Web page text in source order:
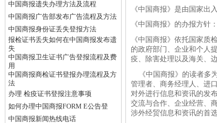
中国商报遗失办理方法及流程
中国商报广告部发布广告流程及方法
中国商报身份证丢失登报方法
报检证书丢失如何在中国商报发布遗
失
中国商报卫生证书广告登报流程及费
用
中国商报商检证书登报办理流程及方
法
办理 检疫证书登报注意事项
如何办理中国商报FORM E公告登
中国商报新闻热线电话
《中国商报》是由国家出
《中国商报》的办报方针
《中国商报》依托国家质
的政府部门、企业和个人
疫、除害处理以及海关、
《中国商报》的读者多
管理者、商务经理人、进
对外进行信息和资讯的发
交流与合作、企业经营、
涉外经贸信息和资讯的首